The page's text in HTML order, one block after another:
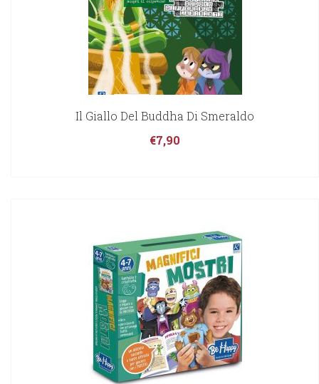
Il Giallo Del Buddha Di Smeraldo
€7,90